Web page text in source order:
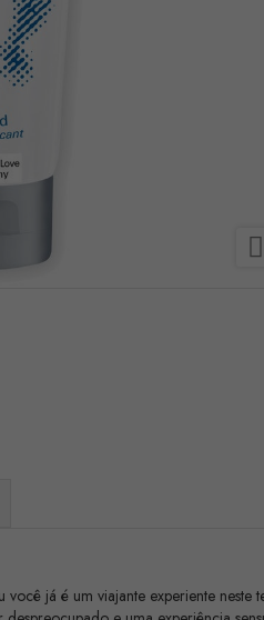

já é um viajante experiente